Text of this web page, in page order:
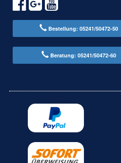
Bestellung: 05241/50472-50
Beratung: 05241/50472-60